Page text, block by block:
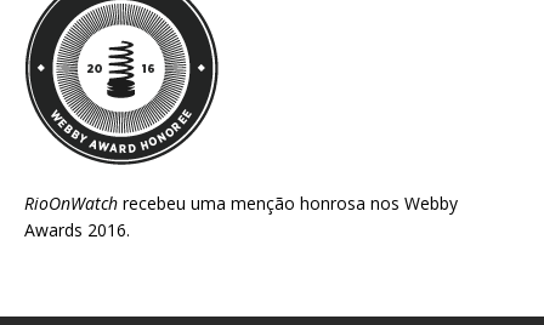
RioOnWatch recebeu uma menção honrosa nos Webby
Awards 2016.